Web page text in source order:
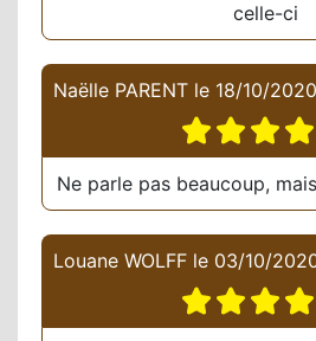
celle-ci
Naëlle PARENT le 18/10/2020
Ne parle pas beaucoup,
Louane WOLFF le 03/10/